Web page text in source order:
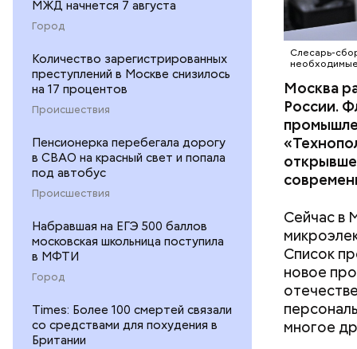
МЖД начнется 7 августа
Город
Количество зарегистрированных
преступлений в Москве снизилось
на 17 процентов
Происшествия
Пенсионерка перебегала дорогу
в СВАО на красный свет и попала
под автобус
Происшествия
Набравшая на ЕГЭ 500 баллов
московская школьница поступила
в МФТИ
Город
Times: Более 100 смертей связали
со средствами для похудения в
Британии
Слесарь-
Москва
России.
Сейчас в
Список
новое
многое
В
жизни,
народ на
его